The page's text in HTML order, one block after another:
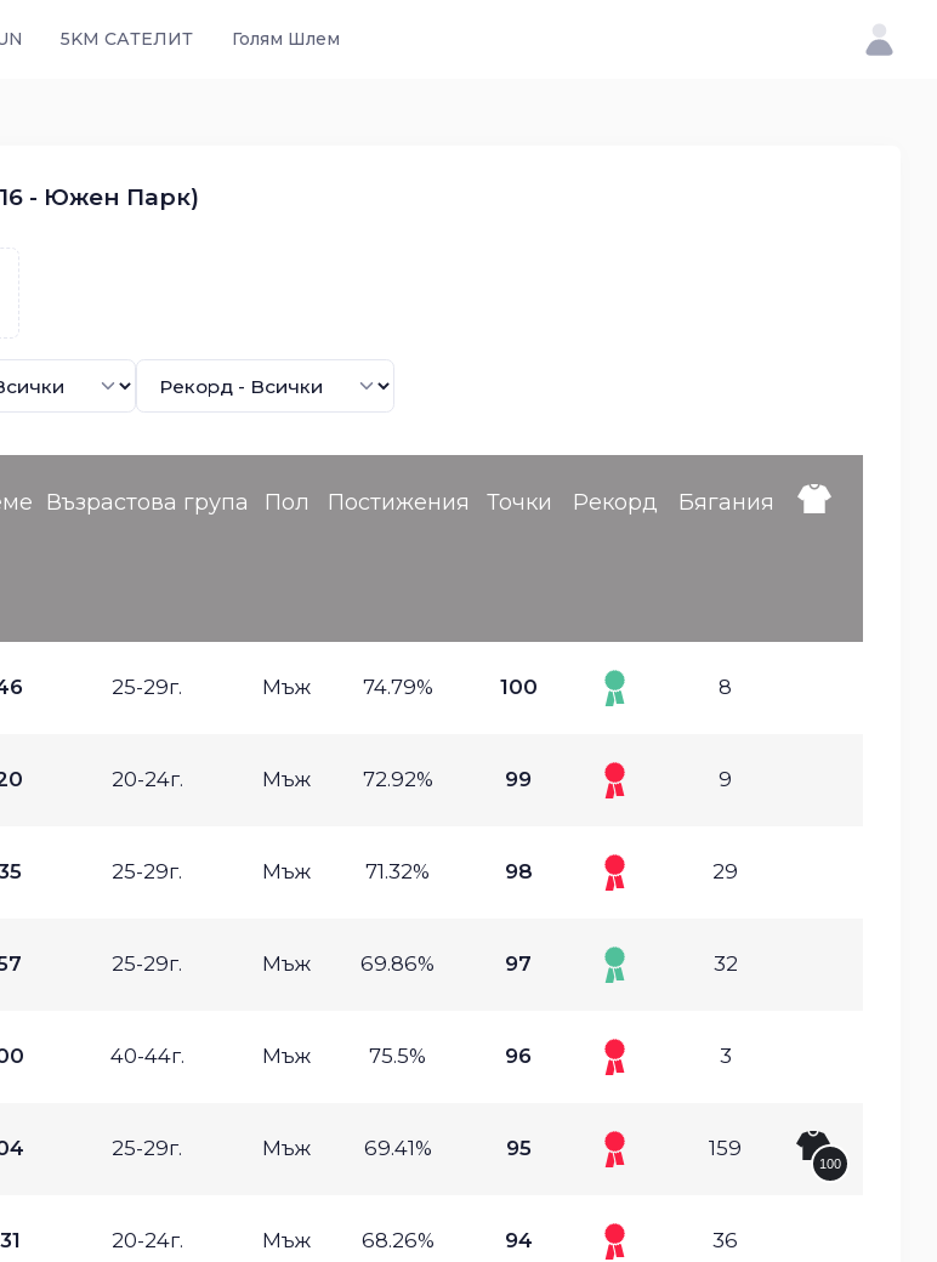
5KM САТЕЛИТ Голям Шлем
- Южен Парк)
Възрастова група Пол Постижения Точки Рекорд Бягания
25-29г. Мъж 74.79% 100 8
20-24г. Мъж 72.92% 99 9
25-29г. Мъж 71.32% 98 29
25-29г. Мъж 69.86% 97 32
40-44г. Мъж 75.5% 96 3
25-29г. Мъж 69.41% 95 159
100
20-24г. Мъж 68.26% 94 36